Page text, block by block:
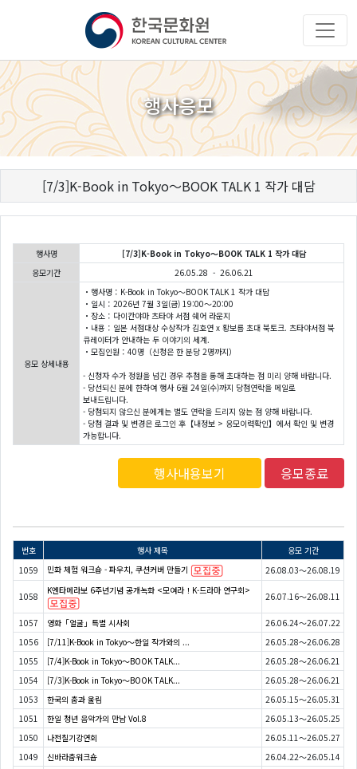
행사응모
[7/3]K-Book in Tokyo～BOOK TALK 1 작가 대담
행사명
[7/3]K-Book in Tokyo～BOOK TALK 1 작가 대담
응모기간
26.05.28 - 26.06.21
응모 상세내용
・행사명：K-Book in Tokyo～BOOK TALK 1 작가 대담
・일시：2026년 7월 3일(금) 19:00〜20:00
・장소：다이칸야마 츠타야 서점 쉐어 라운지
・내용：일본 서점대상 수상작가 김호연 x 황보름 초대 북토크. 츠타야서점 북
큐레이터가 안내하는 두 이야기의 세계.
・모집인원：40명（신청은 한 분당 2명까지）
- 신청자 수가 정원을 넘긴 경우 추첨을 통해 초대하는 점 미리 양해 바랍니다.
- 당선되신 분에 한하여 행사 6월 24일(수)까지 당첨연락을 메일로
보내드립니다.
- 당첨되지 않으신 분에게는 별도 연락을 드리지 않는 점 양해 바랍니다.
- 당첨 결과 및 변경은 로그인 후【내정보 > 응모이력확인】에서 확인 및 변경
가능합니다.
행사내용보기 응모종료
번호 행사 제목
응모 기간
1059
민화 체험 워크숍 - 파우치, 쿠션커버 만들기 26.08.03～26.08.19
1058
K엔타메라보 6주년기념 공개녹화 <모여라！K-드라마 연구회>
26.07.16～26.08.11
1057 영화「얼굴」특별 시사회
26.06.24～26.07.22
1056
[7/11]K-Book in Tokyo～한일 작가와의 ...
26.05.28～26.06.28
1055
[7/4]K-Book in Tokyo～BOOK TALK...
26.05.28～26.06.21
1054
[7/3]K-Book in Tokyo～BOOK TALK...
26.05.28～26.06.21
1053
한국의 춤과 울림
26.05.15～26.05.31
1051
한일 청년 음악가의 만남 Vol.8
26.05.13～26.05.25
1050
나전칠기강연회
26.05.11～26.05.27
1049
신바라춤워크숍
26.04.22～26.05.14